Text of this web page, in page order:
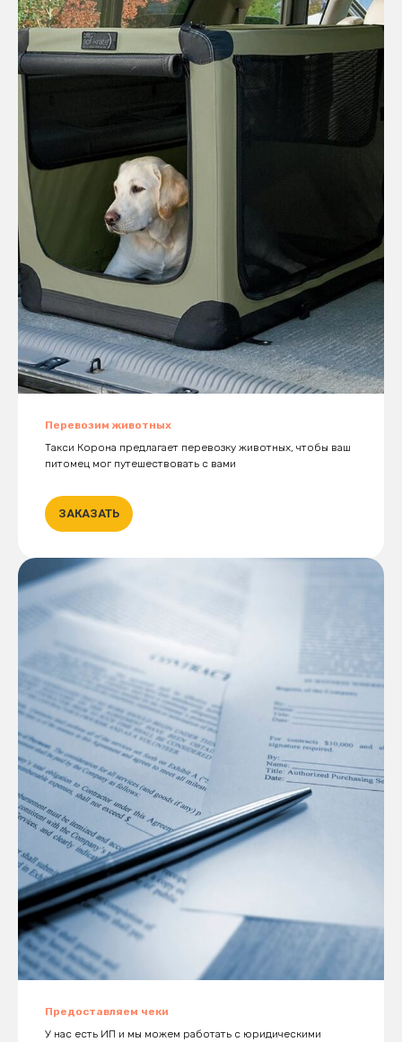
Перевозим животных
Такси Корона предлагает перевозку животных, чтобы ваш
питомец мог путешествовать с вами
ЗАКАЗАТЬ
Предоставляем чеки
У нас есть ИП и мы можем работать с юридическими